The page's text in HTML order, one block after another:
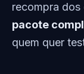
recompra dos
pacote
quem quer